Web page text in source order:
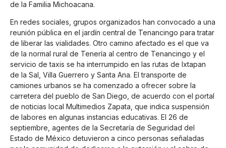
de la Familia Michoacana.
En redes sociales, grupos organizados han convocado a una
reunión pública en el jardín central de Tenancingo para tratar
de liberar las vialidades. Otro camino afectado es el que va
de la normal rural de Tenería al centro de Tenancingo y el
servicio de taxis se ha interrumpido en las rutas de Ixtapan
de la Sal, Villa Guerrero y Santa Ana. El transporte de
camiones urbanos se ha comenzado a ofrecer sobre la
carretera del pueblo de San Diego, de acuerdo con el portal
de noticias local Multimedios Zapata, que indica suspensión
de labores en algunas instancias educativas. El 26 de
septiembre, agentes de la Secretaría de Seguridad del
Estado de México detuvieron a cinco personas señaladas